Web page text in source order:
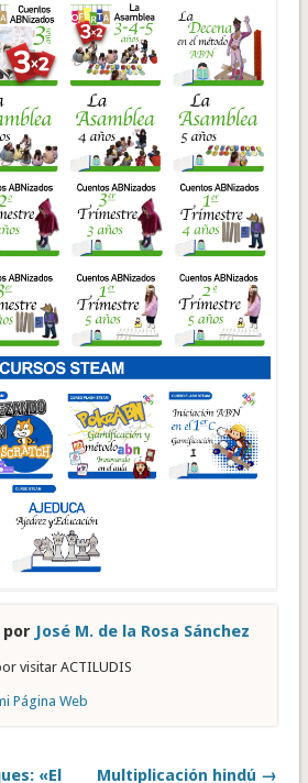
por José M. de la Rosa Sánchez
visitar ACTILUDIS
Página Web
«El Multiplicación hindú →